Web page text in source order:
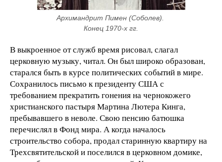
Архимандрит Пимен (Соболев).
Конец 1970-х гг.
В выкроенное от служб время рисовал, слагал
церковную музыку, читал. Он был широко образован,
старался быть в курсе политических событий в мире.
Сохранилось письмо к президенту США с
требованием прекратить гонения на чернокожего
христианского пастыря Мартина Лютера Кинга,
пребывавшего в неволе. Свою пенсию батюшка
перечислял в Фонд мира. А когда началось
строительство собора, продал старинную квартиру на
Трехсвятительской и поселился в церковном домике,